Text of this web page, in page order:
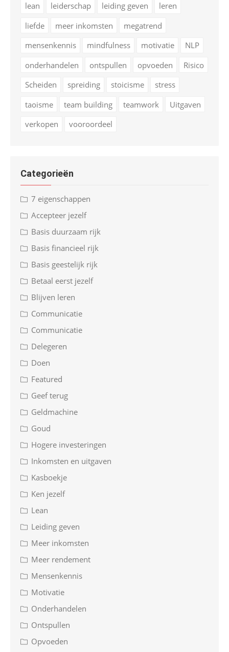
lean
leiderschap leiding geven
leren
liefde
meer inkomsten
megatrend
mensenkennis
mindfulness motivatie
NLP
onderhandelen
ontspullen opvoeden
Risico
Scheiden
spreiding stoicisme
stress
taoisme
team building teamwork
Uitgaven
verkopen
vooroordeel
Categorieën
7 eigenschappen
Accepteer jezelf
Basis duurzaam rijk
Basis financieel rijk
Basis geestelijk rijk
Betaal eerst jezelf
Blijven leren
Communicatie
Communicatie
Delegeren
Doen
Featured
Geef terug
Geldmachine
Goud
Hogere investeringen
Inkomsten en uitgaven
Kasboekje
Ken jezelf
Lean
Leiding geven
Meer inkomsten
Meer rendement
Mensenkennis
Motivatie
Onderhandelen
Ontspullen
Opvoeden